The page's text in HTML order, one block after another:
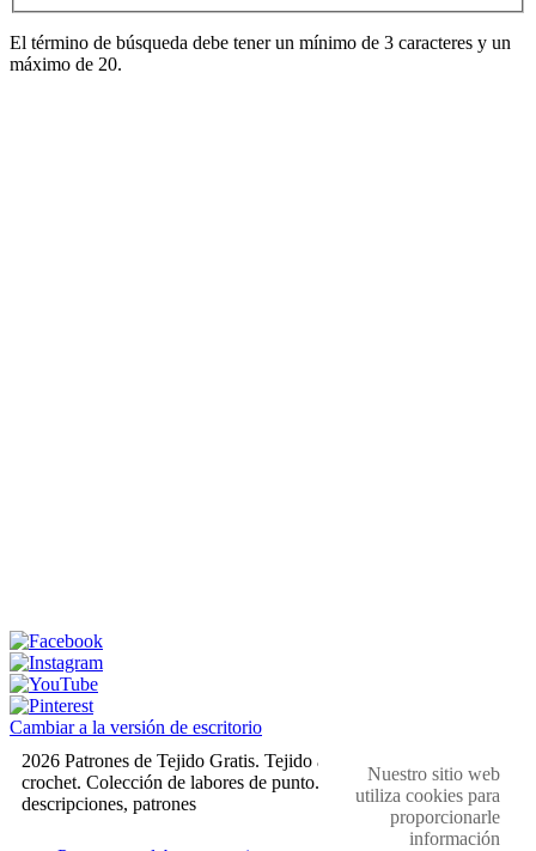
El término de búsqueda debe tener un mínimo de 3 caracteres y un
máximo de 20.
Cambiar a la versión de escritorio
2026 Patrones de Tejido Gratis. Tejido a dos agujas y
crochet. Colección de labores de punto. Muestras,
descripciones, patrones
Nuestro sitio web
utiliza cookies para
proporcionarle
información